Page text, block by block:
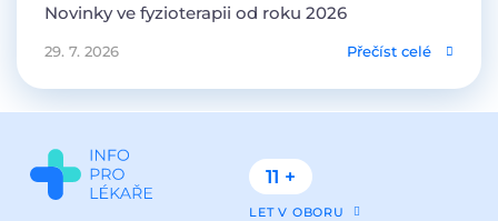
Novinky ve fyzioterapii od roku 2026
29. 7. 2026 Přečíst celé
11 +
LET V OBORU